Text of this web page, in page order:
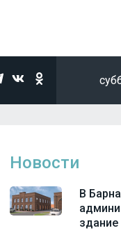
Новости
В